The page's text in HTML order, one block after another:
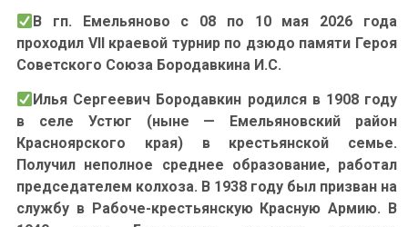
В гп. Емельяново с 08 по 10 мая 2026 года
проходил VII краевой турнир по дзюдо памяти Героя
Советского Союза Бородавкина И.С.
Илья Сергеевич Бородавкин родился в 1908 году
в селе Устюг (ныне — Емельяновский район
Красноярского края) в крестьянской семье.
Получил неполное среднее образование, работал
председателем колхоза. В 1938 году был призван на
службу в Рабоче-крестьянскую Красную Армию. В